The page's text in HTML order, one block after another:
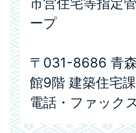
ープ
〒031-8686 青
館9階 建築住宅
電話・ファック